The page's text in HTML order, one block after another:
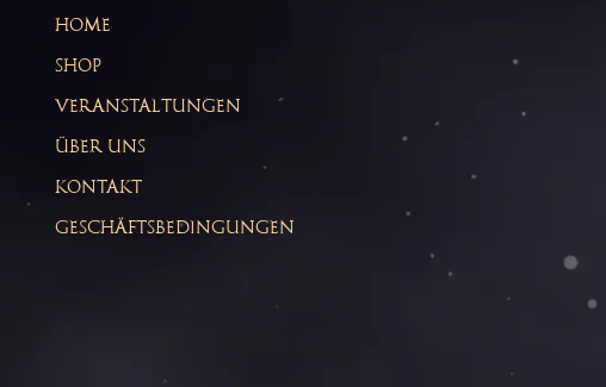
HOME
SHOP
VERANSTALTUNGEN
ÜBER UNS
KONTAKT
GESCHÄFTSBEDINGUNGEN